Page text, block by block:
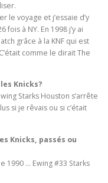
le voyage et j’essaie​ d’y
à NY. En 1998 j’y ai
grâce à la KNF qui est
comme le dirait The
Knicks?
Starks Houston s’arrête
si je rêvais ou si c’était
Knicks, passés ou
1990 … Ewing #33 Starks